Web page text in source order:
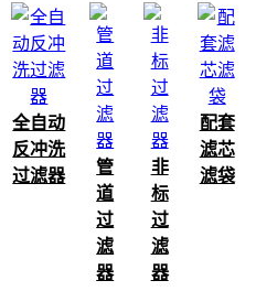
全自动
反冲洗
过滤器
管
道
过
滤
器
非
标
过
滤
器
配套
滤芯
滤袋